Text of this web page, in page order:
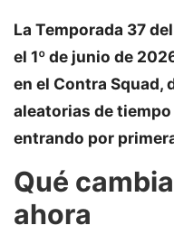
La Temporada 37
el 1º de junio de
en el Contra Squad,
aleatorias de
entrando por
Qué
ahora